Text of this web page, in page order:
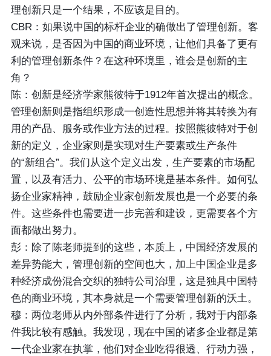
理创新只是一个结果，不应该是目的。
CBR：如果说中国的标杆企业的确做出了管理创新。客
观来说，是否因为中国的商业环境，让他们具备了更有
利的管理创新条件？在这种环境里，谁会是创新的主
角？
陈：创新是经济学家熊彼特于1912年首次提出的概念。
管理创新则是指组织形成一创造性思想并将其转换为有
用的产品、服务或作业方法的过程。按照熊彼特对于创
新的定义，企业家则是实现对生产要素或生产条件
的“新组合”。我们从这个定义出发，生产要素的市场配
置，以及有活力、公平的市场环境是基本条件。如何弘
扬企业家精神，鼓励企业家创新发展也是一个必要的条
件。这些条件也需要进一步完善和建设，更需要各个方
面都做出努力。
彭：除了陈老师提到的这些，本质上，中国经济发展的
差异势能大，管理创新的空间也大，加上中国企业是多
种经济成份混合交织的独特公司治理，这是独具中国特
色的商业环境，其本身就是一个需要管理创新的沃土。
穆：两位老师从内外部条件进行了分析，我对于内部条
件我比较有感触。我发现，现在中国的诸多企业都是第
一代企业家在执掌，他们对企业吃得很透、行动力强，